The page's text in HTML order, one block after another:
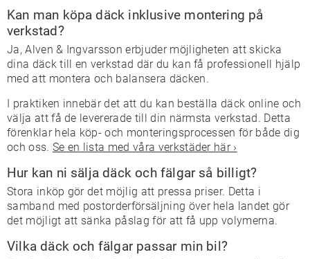
Kan man köpa däck inklusive montering på
verkstad?
Ja, Alven & Ingvarsson erbjuder möjligheten att skicka
dina däck till en verkstad där du kan få professionell hjälp
med att montera och balansera däcken.
I praktiken innebär det att du kan beställa däck online och
välja att få de levererade till din närmsta verkstad. Detta
förenklar hela köp- och monteringsprocessen för både dig
och oss. Se en lista med våra verkstäder här ›
Hur kan ni sälja däck och fälgar så billigt?
Stora inköp gör det möjlig att pressa priser. Detta i
samband med postorderförsäljning över hela landet gör
det möjligt att sänka påslag för att få upp volymerna.
Vilka däck och fälgar passar min bil?